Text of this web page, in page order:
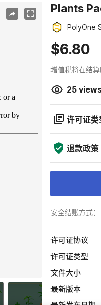
Plants
PolyOne
$6.80
增值税将在结
25
许可证
退款政策
安全结账方式：
许可证协议
许可证类型
文件大小
最新版本